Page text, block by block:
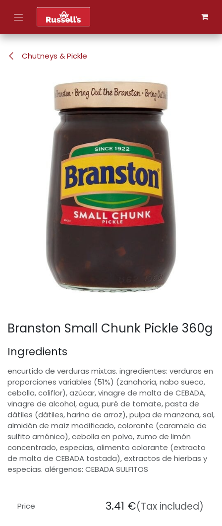
Skip to Content
Chutneys & Pickle
Branston Small Chunk Pickle 360g
Ingredients
encurtido de verduras mixtas. ingredientes: verduras en
proporciones variables (51%) (zanahoria, nabo sueco,
cebolla, coliflor), azúcar, vinagre de malta de CEBADA,
vinagre de alcohol, agua, puré de tomate, pasta de
dátiles (dátiles, harina de arroz), pulpa de manzana, sal,
almidón de maíz modificado, colorante (caramelo de
sulfito amónico), cebolla en polvo, zumo de limón
concentrado, especias, alimento colorante (extracto
de malta de CEBADA tostada), extractos de hierbas y
especias. alérgenos: CEBADA SULFITOS
Price 3.41 €(Tax included)